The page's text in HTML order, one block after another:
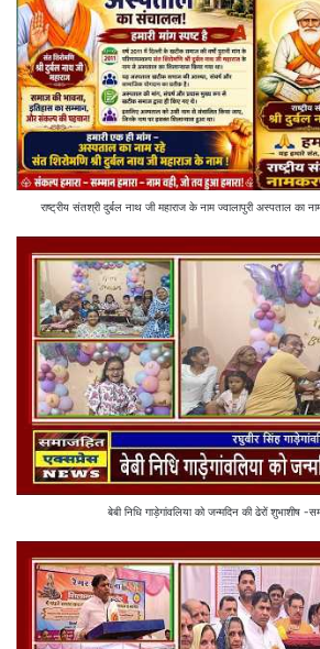
राष्ट्रीय संतश्री दुर्बल नाथ जी महाराज के नाम ज्वालापुरी अस्पताल का
बेबी निधि गाड़ेगांवलिया को जन्मदिन की ढेरों शुभाशीष -